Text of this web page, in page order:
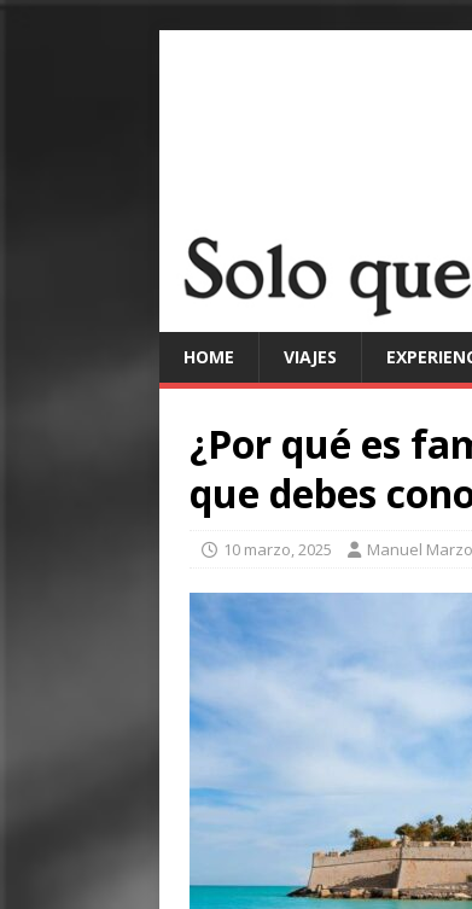
HOME VIAJES
¿Por qué es
que debes
10 marzo, 2025 Manuel Marzo